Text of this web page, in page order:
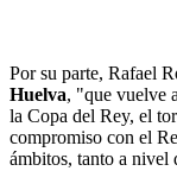
Por su parte, Rafael
Huelva, "que vuelve
la Copa del Rey, el
compromiso con el
ámbitos, tanto a nivel